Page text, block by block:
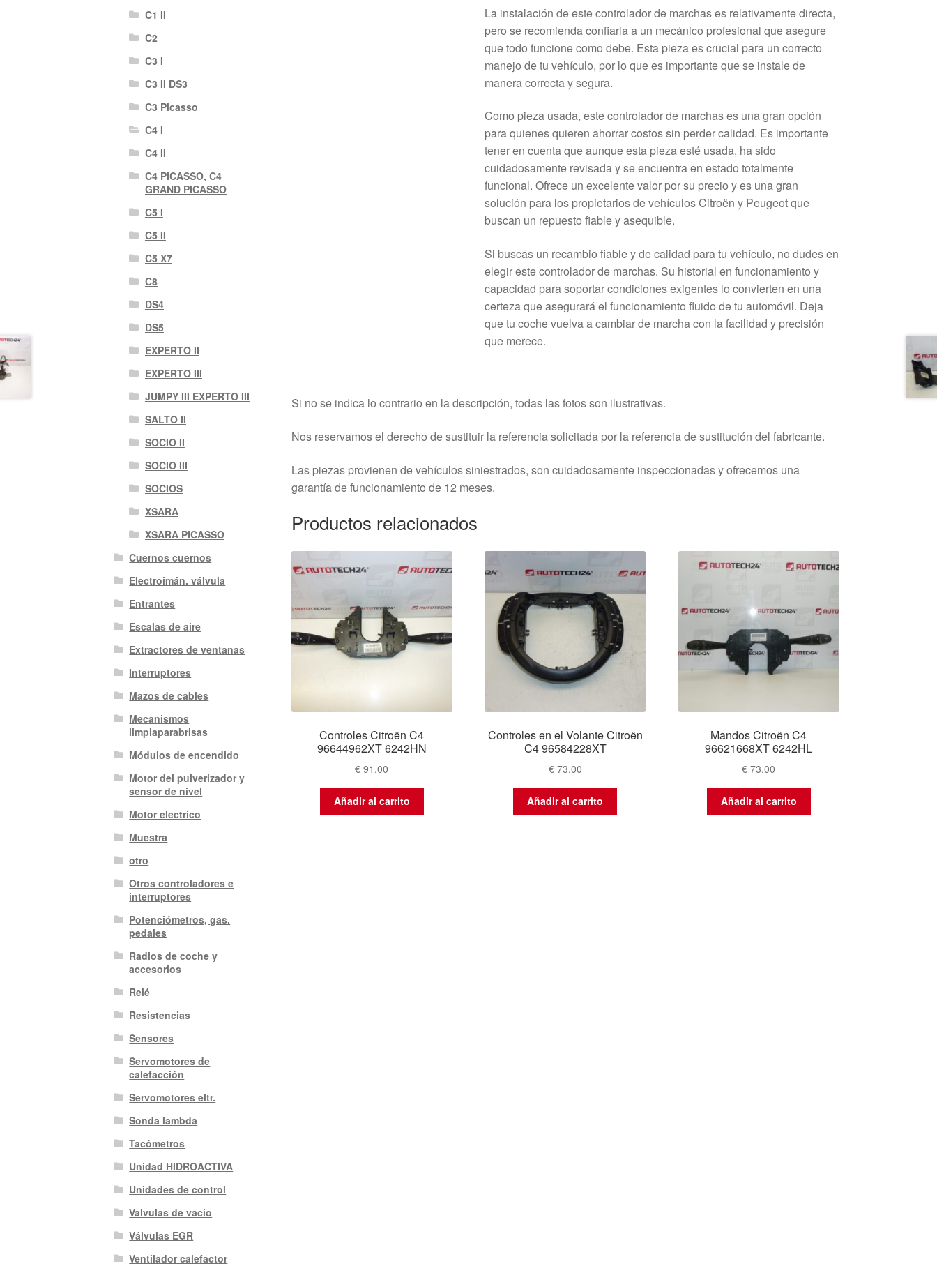
La instalación de este controlador de marchas es relativamente directa,
pero se recomienda confiarla a un mecánico profesional que asegure
que todo funcione como debe. Esta pieza es crucial para un correcto
manejo de tu vehículo, por lo que es importante que se instale de
manera correcta y segura.
Como pieza usada, este controlador de marchas es una gran opción
para quienes quieren ahorrar costos sin perder calidad. Es importante
tener en cuenta que aunque esta pieza esté usada, ha sido
cuidadosamente revisada y se encuentra en estado totalmente
funcional. Ofrece un excelente valor por su precio y es una gran
solución para los propietarios de vehículos Citroën y Peugeot que
buscan un repuesto fiable y asequible.
Si buscas un recambio fiable y de calidad para tu vehículo, no dudes en
elegir este controlador de marchas. Su historial en funcionamiento y
capacidad para soportar condiciones exigentes lo convierten en una
certeza que asegurará el funcionamiento fluido de tu automóvil. Deja
que tu coche vuelva a cambiar de marcha con la facilidad y precisión
que merece.
Si no se indica lo contrario en la descripción, todas las fotos son ilustrativas.
Nos reservamos el derecho de sustituir la referencia solicitada por la referencia de sustitución del fabricante.
Las piezas provienen de vehículos siniestrados, son cuidadosamente inspeccionadas y ofrecemos una
garantía de funcionamiento de 12 meses.
Productos relacionados
Controles Citroën C4
96644962XT 6242HN
€ 91,00
Añadir al carrito
Controles en el Volante Citroën
C4 96584228XT
€73,00
Añadir al carrito
Mandos Citroën C4
96621668XT 6242HL
€ 73,00
Añadir al carrito
C1 II
C2
C3 I
C3 II DS3
C3 Picasso
C4 I
C4 II
C4 PICASSO, C4
GRAND PICASSO
C5 I
C5 II
C5 X7
C8
DS4
DS5
EXPERTO II
EXPERTO III
JUMPY III EXPERTO III
SALTO II
SOCIO II
SOCIO III
SOCIOS
XSARA
XSARA PICASSO
Cuernos cuernos
Electroimán. válvula
Entrantes
Escalas de aire
Extractores de ventanas
Interruptores
Mazos de cables
Mecanismos
limpiaparabrisas
Módulos de encendido
Motor del pulverizador y
sensor de nivel
Motor electrico
Muestra
otro
Otros controladores e
interruptores
Potenciómetros, gas.
pedales
Radios de coche y
accesorios
Relé
Resistencias
Sensores
Servomotores de
calefacción
Servomotores eltr.
Sonda lambda
Tacómetros
Unidad HIDROACTIVA
Unidades de control
Valvulas de vacio
Válvulas EGR
Ventilador calefactor